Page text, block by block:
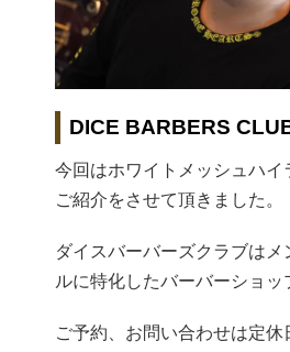
DICE BARBERS
今回はホワイトメッシュハイ
ご紹介をさせて頂きました。
ダイスバーバーズクラブはメ
ルに特化したバーバーショッ
ご予約、お問い合わせは定